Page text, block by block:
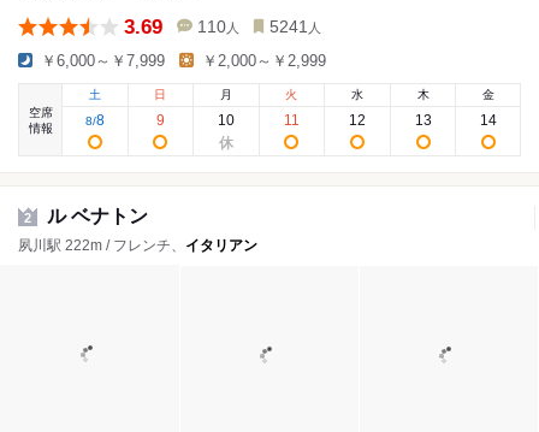
3.69 110 人 5241 人
￥6,000～￥7,999 ￥2,000～￥2,999
空席
情報
土
8/8
日
9
月
10
火
11
水
12
木
13
金
14
2 ル ベナトン
夙川駅 222m / フレンチ、 イタリアン